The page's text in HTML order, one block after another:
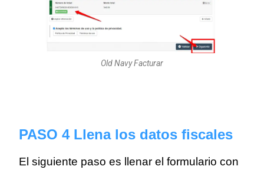
Old Navy Facturar
PASO 4 Llena los datos fiscales
El siguiente paso es llenar el formulario con